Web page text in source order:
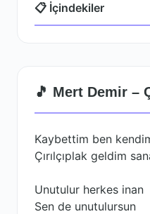
📋 İçindekiler
🎵 Mert Demir –
Kaybettim ben
Çırılçıplak geldim
Unutulur herkes inan
Sen de unutulursun